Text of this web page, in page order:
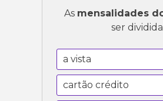
As mensalidades
ser
a vista
cartão crédito